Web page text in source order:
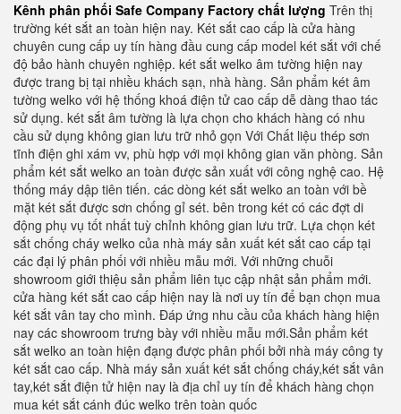
Kênh phân phối Safe Company Factory chất lượng Trên thị
trường két sắt an toàn hiện nay. Két sắt cao cấp là cửa hàng
chuyên cung cấp uy tín hàng đầu cung cấp model két sắt với chế
độ bảo hành chuyên nghiệp. két sắt welko âm tường hiện nay
được trang bị tại nhiều khách sạn, nhà hàng. Sản phẩm két âm
tường welko với hệ thống khoá điện tử cao cấp dễ dàng thao tác
sử dụng. két sắt âm tường là lựa chọn cho khách hàng có nhu
cầu sử dụng không gian lưu trữ nhỏ gọn Với Chất liệu thép sơn
tĩnh điện ghi xám vv, phù hợp với mọi không gian văn phòng. Sản
phẩm két sắt welko an toàn được sản xuất với công nghệ cao. Hệ
thống máy dập tiên tiến. các dòng két sắt welko an toàn với bề
mặt két sắt được sơn chống gỉ sét. bên trong két có các đợt di
động phụ vụ tốt nhất tuỳ chỉnh không gian lưu trữ. Lựa chọn két
sắt chống cháy welko của nhà máy sản xuất két sắt cao cấp tại
các đại lý phân phối với nhiều mẫu mới. Với những chuỗi
showroom giới thiệu sản phẩm liên tục cập nhật sản phẩm mới.
cửa hàng két sắt cao cấp hiện nay là nơi uy tín để bạn chọn mua
két sắt vân tay cho mình. Đáp ứng nhu cầu của khách hàng hiện
nay các showroom trưng bày với nhiều mẫu mới.Sản phẩm két
sắt welko an toàn hiện đạng được phân phối bởi nhà máy công ty
két sắt cao cấp. Nhà máy sản xuất két sắt chống cháy,két sắt vân
tay,két sắt điện tử hiện nay là địa chỉ uy tín để khách hàng chọn
mua két sắt cánh đúc welko trên toàn quốc